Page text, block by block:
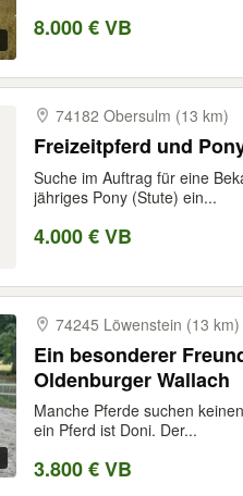
8.000 € VB
74182 Obersulm (13 km)
Freizeitpferd und
Suche im Auftrag für eine
jähriges Pony (Stute) ein...
4.000 € VB
74245 Löwenstein (13 km)
Ein besonderer
Oldenburger Wallach
Manche Pferde suchen
ein Pferd ist Doni. Der...
3.800 € VB